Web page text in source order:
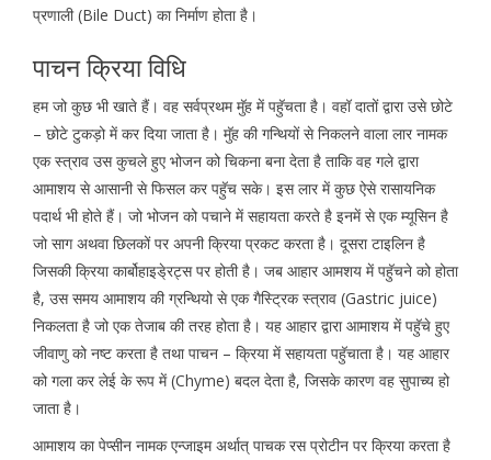
प्रणाली (Bile Duct) का निर्माण होता है।
पाचन क्रिया विधि
हम जो कुछ भी खाते हैं। वह सर्वप्रथम मुॅह में पहुॅचता है। वहॉ दातों द्वारा उसे छोटे
– छोटे टुकड़ो में कर दिया जाता है। मुॅह की गन्थियों से निकलने वाला लार नामक
एक स्त्राव उस कुचले हुए भोजन को चिकना बना देता है ताकि वह गले द्वारा
आमाशय से आसानी से फिसल कर पहुॅच सके। इस लार में कुछ ऐसे रासायनिक
पदार्थ भी होते हैं। जो भोजन को पचाने में सहायता करते है इनमें से एक म्यूसिन है
जो साग अथवा छिलकों पर अपनी क्रिया प्रकट करता है। दूसरा टाइलिन है
जिसकी क्रिया कार्बोहाइडे्रट्स पर होती है। जब आहार आमशय में पहुॅचने को होता
है, उस समय आमाशय की ग्रन्थियो से एक गैस्ट्रिक स्त्राव (Gastric juice)
निकलता है जो एक तेजाब की तरह होता है। यह आहार द्वारा आमाशय में पहुॅचे हुए
जीवाणु को नष्ट करता है तथा पाचन – क्रिया में सहायता पहुॅचाता है। यह आहार
को गला कर लेई के रूप में (Chyme) बदल देता है, जिसके कारण वह सुपाच्य हो
जाता है।
आमाशय का पेप्सीन नामक एन्जाइम अर्थात् पाचक रस प्रोटीन पर क्रिया करता है